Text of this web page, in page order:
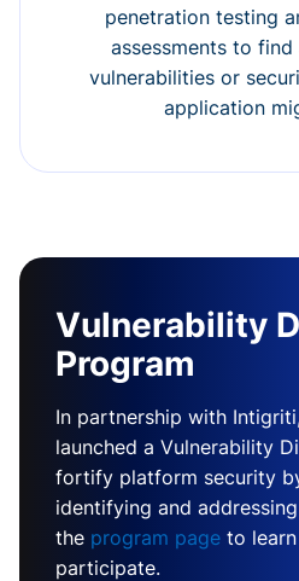
penetration testing
assessments to
vulnerabilities or
application
Vulnerability
Program
In partnership with
launched a Vulnerability
fortify platform security
identifying and
the program page to
participate.